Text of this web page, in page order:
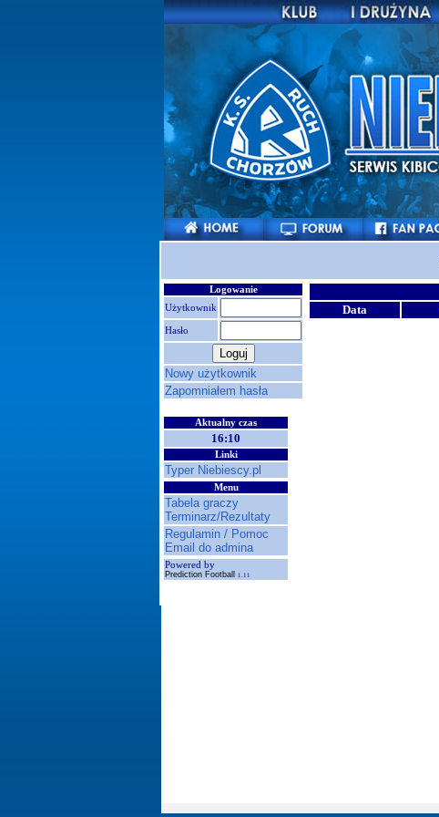
Logowanie
Użytkownik
Hasło
Nowy użytkownik
Zapomniałem hasła
Aktualny czas
16:10
Linki
Typer Niebiescy.pl
Menu
Tabela graczy
Terminarz/Rezultaty
Regulamin / Pomoc
Email do admina
Powered by
Prediction Football 1.11
Data